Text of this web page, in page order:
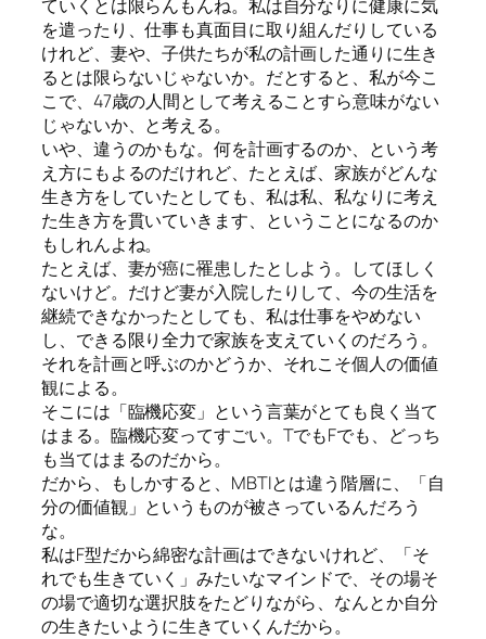
ていくとは限らんもんね。私は自分なりに健康に気
を遣ったり、仕事も真面目に取り組んだりしている
けれど、妻や、子供たちが私の計画した通りに生き
るとは限らないじゃないか。だとすると、私が今こ
こで、47歳の人間として考えることすら意味がない
じゃないか、と考える。
いや、違うのかもな。何を計画するのか、という考
え方にもよるのだけれど、たとえば、家族がどんな
生き方をしていたとしても、私は私、私なりに考え
た生き方を貫いていきます、ということになるのか
もしれんよね。
たとえば、妻が癌に罹患したとしよう。してほしく
ないけど。だけど妻が入院したりして、今の生活を
継続できなかったとしても、私は仕事をやめない
し、できる限り全力で家族を支えていくのだろう。
それを計画と呼ぶのかどうか、それこそ個人の価値
観による。
そこには「臨機応変」という言葉がとても良く当て
はまる。臨機応変ってすごい。TでもFでも、どっち
も当てはまるのだから。
だから、もしかすると、MBTIとは違う階層に、「自
分の価値観」というものが被さっているんだろう
な。
私はF型だから綿密な計画はできないけれど、「そ
れでも生きていく」みたいなマインドで、その場そ
の場で適切な選択肢をたどりながら、なんとか自分
の生きたいように生きていくんだから。